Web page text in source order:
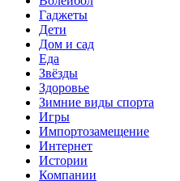
Гаджеты
Дети
Дом и сад
Еда
Звёзды
Здоровье
Зимние виды спорта
Игры
Импортозамещение
Интернет
Истории
Компании